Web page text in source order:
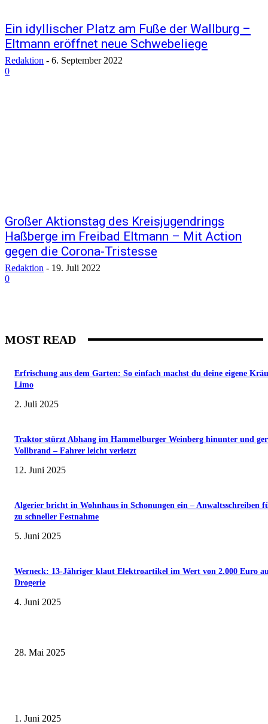
Ein idyllischer Platz am Fuße der Wallburg –
Eltmann eröffnet neue Schwebeliege
Redaktion - 6. September 2022
0
Großer Aktionstag des Kreisjugendrings
Haßberge im Freibad Eltmann – Mit Action
gegen die Corona-Tristesse
Redaktion - 19. Juli 2022
0
MOST READ
Erfrischung aus dem Garten: So einfach machst du deine eigene
Limo
2. Juli 2025
Traktor stürzt Abhang im Hammelburger Weinberg hinunter und
Vollbrand – Fahrer leicht verletzt
12. Juni 2025
Algerier bricht in Wohnhaus in Schonungen ein – Anwaltsschreiben
zu schneller Festnahme
5. Juni 2025
Werneck: 13-Jähriger klaut Elektroartikel im Wert von 2.000 Euro
Drogerie
4. Juni 2025
28. Mai 2025
1. Juni 2025